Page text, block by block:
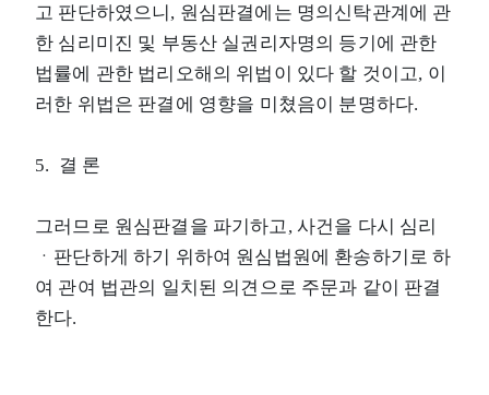
고 판단하였으니, 원심판결에는 명의신탁관계에 관
한 심리미진 및 부동산 실권리자명의 등기에 관한
법률에 관한 법리오해의 위법이 있다 할 것이고, 이
러한 위법은 판결에 영향을 미쳤음이 분명하다.
5. 결 론
그러므로 원심판결을 파기하고, 사건을 다시 심리
ㆍ판단하게 하기 위하여 원심법원에 환송하기로 하
여 관여 법관의 일치된 의견으로 주문과 같이 판결
한다.